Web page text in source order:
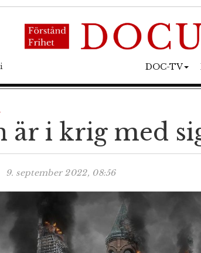
DOC-TV
är i krig med
9. september 2022, 08:56